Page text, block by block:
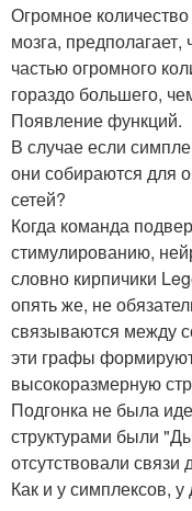
Огромное
мозга,
частью огромного
гораздо большего,
Появление функций.
В случае если
они собираются для
сетей?
Когда команда
стимулированию,
словно кирпичики
опять же, не
связываются между
эти графы
высокоразмерную
Подгонка не была
структурами были
отсутствовали связи
Как и у симплексов,